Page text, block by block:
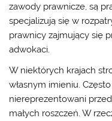
zawody prawnicze, są
specjalizują się w
prawnicy zajmujący się
adwokaci.
W niektórych krajach
własnym imieniu.
niereprezentowani
małych roszczeń. W